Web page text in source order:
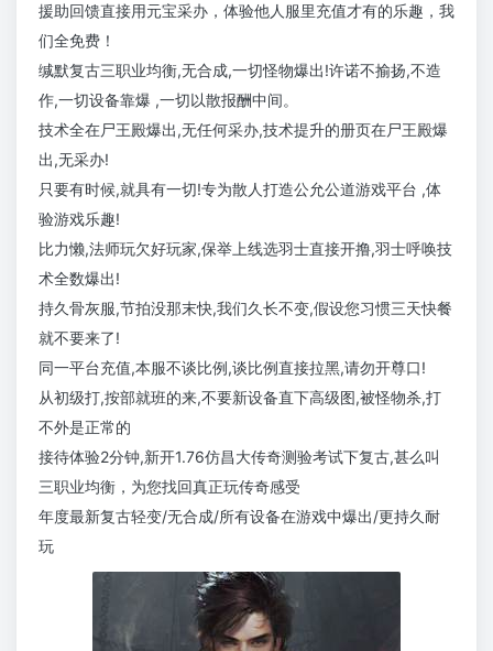
援助回馈直接用元宝采办，体验他人服里充值才有的乐趣，我
们全免费！
缄默复古三职业均衡,无合成,一切怪物爆出!许诺不揄扬,不造
作,一切设备靠爆 ,一切以散报酬中间。
技术全在尸王殿爆出,无任何采办,技术提升的册页在尸王殿爆
出,无采办!
只要有时候,就具有一切!专为散人打造公允公道游戏平台 ,体
验游戏乐趣!
比力懒,法师玩欠好玩家,保举上线选羽士直接开撸,羽士呼唤技
术全数爆出!
持久骨灰服,节拍没那末快,我们久长不变,假设您习惯三天快餐
就不要来了!
同一平台充值,本服不谈比例,谈比例直接拉黑,请勿开尊口!
从初级打,按部就班的来,不要新设备直下高级图,被怪物杀,打
不外是正常的
接待体验2分钟,新开1.76仿昌大传奇测验考试下复古,甚么叫
三职业均衡，为您找回真正玩传奇感受
年度最新复古轻变/无合成/所有设备在游戏中爆出/更持久耐
玩